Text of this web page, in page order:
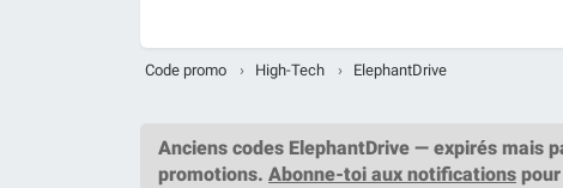
Code promo › High-Tech › ElephantDrive
Anciens codes ElephantDrive — expirés mais
promotions. Abonne-toi aux notifications